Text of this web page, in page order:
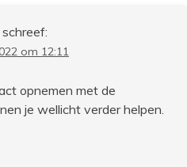
schreef:
om 12:11
opnemen met de
je wellicht verder helpen.